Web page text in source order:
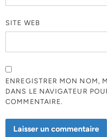
SITE WEB
ENREGISTRER MON NOM,
DANS LE NAVIGATEUR
COMMENTAIRE.